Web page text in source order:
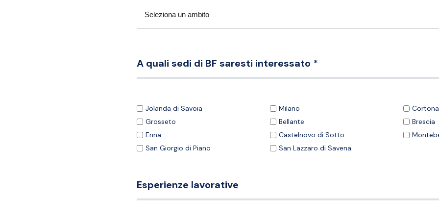
A quali sedi di BF saresti interessato *
Jolanda di Savoia Milano
Cortona
Grosseto
Bellante
Brescia
Enna
Castelnovo di Sotto
San Giorgio di Piano
San Lazzaro di Savena
Esperienze lavorative